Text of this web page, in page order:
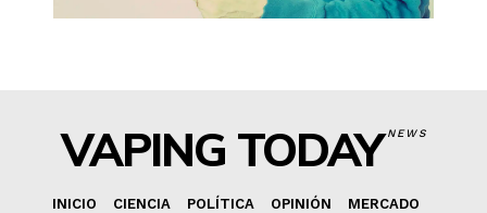
VAPING TODAYNEWS
INICIO CIENCIA POLÍTICA OPINIÓN
MERCADO